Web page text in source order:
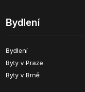
Bydlení
Bydlení
Byty v Praze
Byty v Brně